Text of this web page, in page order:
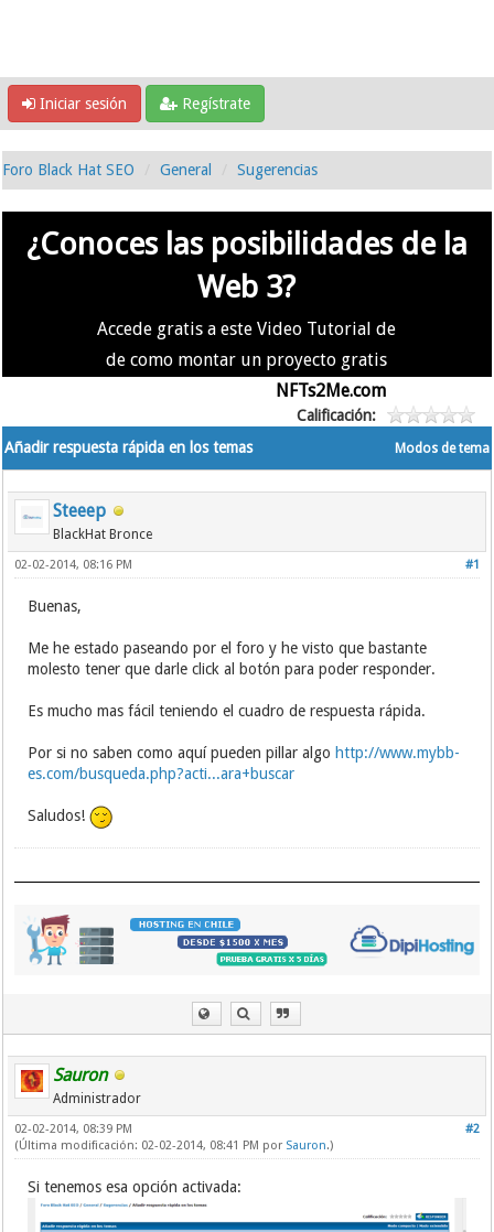
Iniciar sesión Regístrate
Foro Black Hat SEO General Sugerencias
¿Conoces las posibilidades de la
Web 3?
Accede gratis a este Video Tutorial de
de como montar un proyecto gratis
NFTs2Me.com
Calificación:
Modos de tema
Añadir respuesta rápida en los temas
Steeep
BlackHat Bronce
#1
02-02-2014, 08:16 PM
Buenas,
Me he estado paseando por el foro y he visto que bastante
molesto tener que darle click al botón para poder responder.
Es mucho mas fácil teniendo el cuadro de respuesta rápida.
Por si no saben como aquí pueden pillar algo http://www.mybb-
es.com/busqueda.php?acti...ara+buscar
Saludos!
Sauron
Administrador
#2
02-02-2014, 08:39 PM
(Última modificación: 02-02-2014, 08:41 PM por Sauron.)
Si tenemos esa opción activada: